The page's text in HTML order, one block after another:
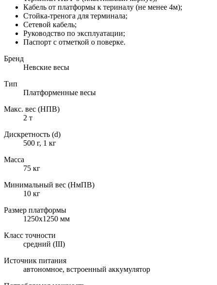
Кабель от платформы к териналу (не менее 4м);
Стойка-тренога для терминала;
Сетевой кабель;
Руководство по эксплуатации;
Паспорт с отметкой о поверке.
Бренд
Невские весы
Тип
Платформенные весы
Макс. вес (НПВ)
2 т
Дискретность (d)
500 г, 1 кг
Масса
75 кг
Минимальный вес (НмПВ)
10 кг
Размер платформы
1250х1250 мм
Класс точности
средний (III)
Источник питания
автономное, встроенный аккумулятор